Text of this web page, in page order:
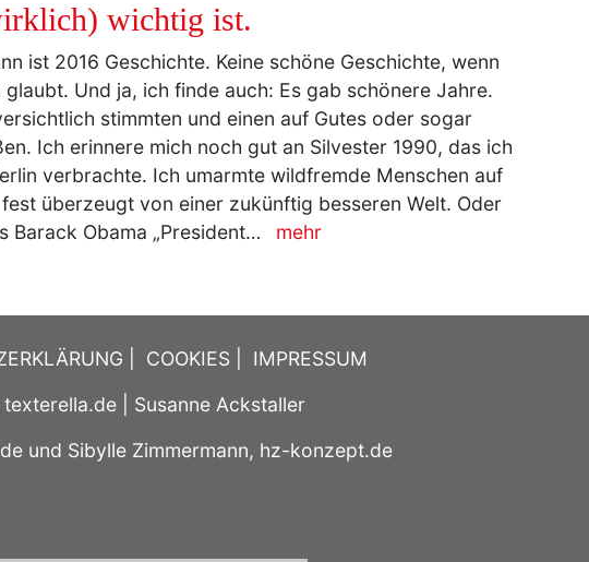
wichtig ist.
ist 2016 Geschichte. Keine schöne Geschichte, wenn
glaubt. Und ja, ich finde auch: Es gab schönere Jahre.
stimmten und einen auf Gutes oder sogar
Ich erinnere mich noch gut an Silvester 1990, das ich
verbrachte. Ich umarmte wildfremde Menschen auf
überzeugt von einer zukünftig besseren Welt. Oder
Barack Obama „President…
mehr
COOKIES
IMPRESSUM
texterella.de | Susanne Ackstaller
und Sibylle Zimmermann, hz-konzept.de